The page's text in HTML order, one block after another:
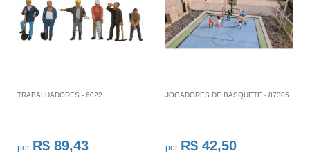
TRABALHADORES - 6022
por R$ 89,43
JOGADORES DE BASQUETE - 87305
por R$ 42,50